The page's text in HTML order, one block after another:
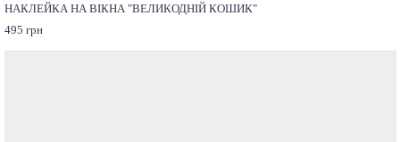
НАКЛЕЙКА НА ВІКНА "ВЕЛИКОДНІЙ КОШИК"
495 грн